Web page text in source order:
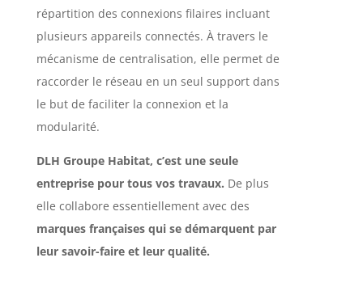
répartition des connexions filaires incluant
plusieurs appareils connectés. À travers le
mécanisme de centralisation, elle permet de
raccorder le réseau en un seul support dans
le but de faciliter la connexion et la
modularité.
DLH Groupe Habitat, c’est une seule
entreprise pour tous vos travaux. De plus
elle collabore essentiellement avec des
marques françaises qui se démarquent par
leur savoir-faire et leur qualité.